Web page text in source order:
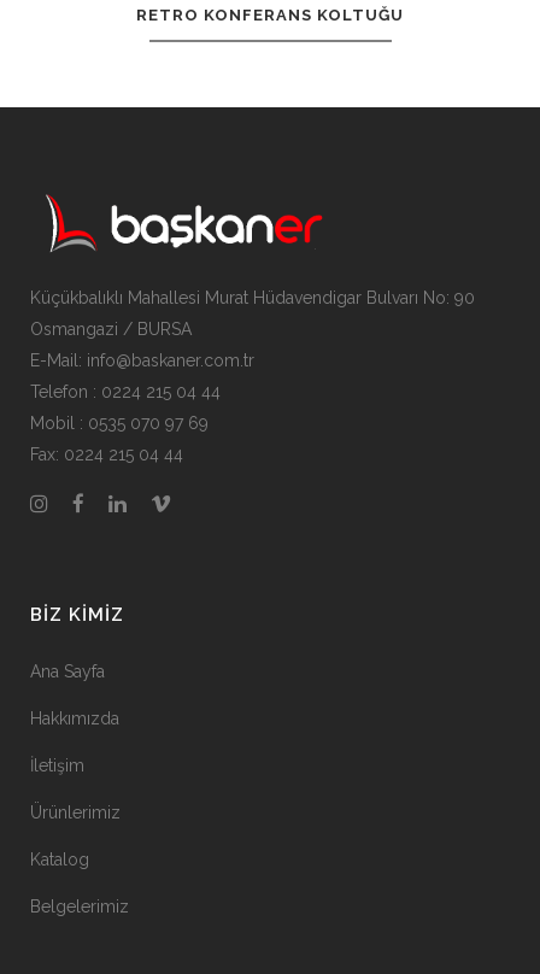
RETRO KONFERANS KOLTUĞU
Küçükbalıklı Mahallesi Murat Hüdavendigar Bulvarı No: 90
Osmangazi / BURSA
E-Mail: info@baskaner.com.tr
Telefon : 0224 215 04 44
Mobil : 0535 070 97 69
Fax: 0224 215 04 44
BIZ KIMIZ
Ana Sayfa
Hakkımızda
İletişim
Ürünlerimiz
Katalog
Belgelerimiz